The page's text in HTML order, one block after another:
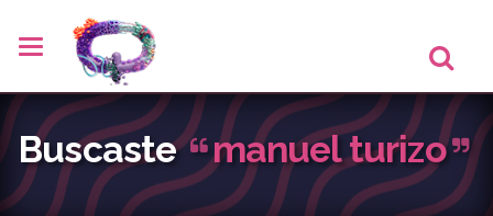
Buscaste manuel turizo